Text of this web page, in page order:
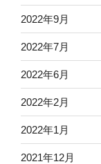
2022年9月
2022年7月
2022年6月
2022年2月
2022年1月
2021年12月